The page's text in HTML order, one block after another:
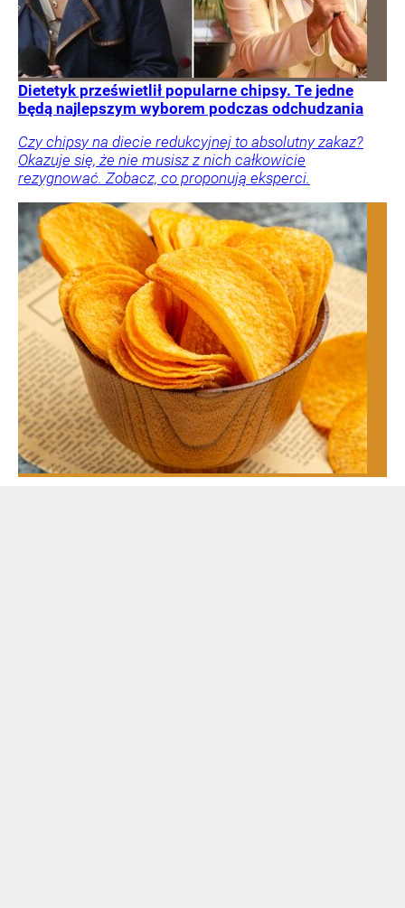
Dietetyk prześwietlił popularne chipsy. Te jedne
będą najlepszym wyborem podczas odchudzania
Czy chipsy na diecie redukcyjnej to absolutny zakaz?
Okazuje się, że nie musisz z nich całkowicie
rezygnować. Zobacz, co proponują eksperci.